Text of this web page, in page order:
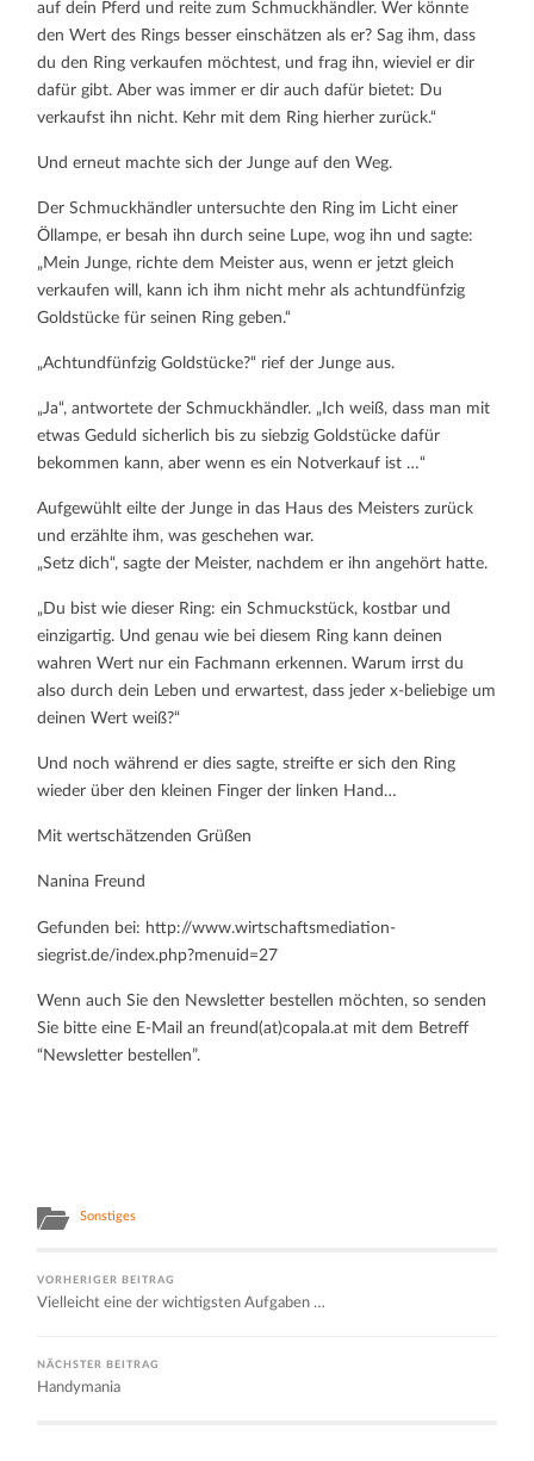
auf dein Pferd und reite zum Schmuckhändler. Wer könnte
den Wert des Rings besser einschätzen als er? Sag ihm, dass
du den Ring verkaufen möchtest, und frag ihn, wieviel er dir
dafür gibt. Aber was immer er dir auch dafür bietet: Du
verkaufst ihn nicht. Kehr mit dem Ring hierher zurück.“
Und erneut machte sich der Junge auf den Weg.
Der Schmuckhändler untersuchte den Ring im Licht einer
Öllampe, er besah ihn durch seine Lupe, wog ihn und sagte:
„Mein Junge, richte dem Meister aus, wenn er jetzt gleich
verkaufen will, kann ich ihm nicht mehr als achtundfünfzig
Goldstücke für seinen Ring geben.“
„Achtundfünfzig Goldstücke?“ rief der Junge aus.
„Ja“, antwortete der Schmuckhändler. „Ich weiß, dass man mit
etwas Geduld sicherlich bis zu siebzig Goldstücke dafür
bekommen kann, aber wenn es ein Notverkauf ist …“
Aufgewühlt eilte der Junge in das Haus des Meisters zurück
und erzählte ihm, was geschehen war.
„Setz dich“, sagte der Meister, nachdem er ihn angehört hatte.
„Du bist wie dieser Ring: ein Schmuckstück, kostbar und
einzigartig. Und genau wie bei diesem Ring kann deinen
wahren Wert nur ein Fachmann erkennen. Warum irrst du
also durch dein Leben und erwartest, dass jeder x-beliebige um
deinen Wert weiß?“
Und noch während er dies sagte, streifte er sich den Ring
wieder über den kleinen Finger der linken Hand…
Mit wertschätzenden Grüßen
Nanina Freund
Gefunden bei: http://www.wirtschaftsmediation-
siegrist.de/index.php?menuid=27
Wenn auch Sie den Newsletter bestellen möchten, so senden
Sie bitte eine E-Mail an freund(at)copala.at mit dem Betreff
“Newsletter bestellen”.
Sonstiges
VORHERIGER BEITRAG
Vielleicht eine der wichtigsten Aufgaben …
NÄCHSTER BEITRAG
Handymania